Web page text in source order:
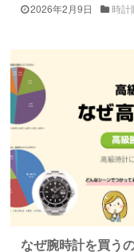
2026年2月9日 時計
なぜ腕時計を買う